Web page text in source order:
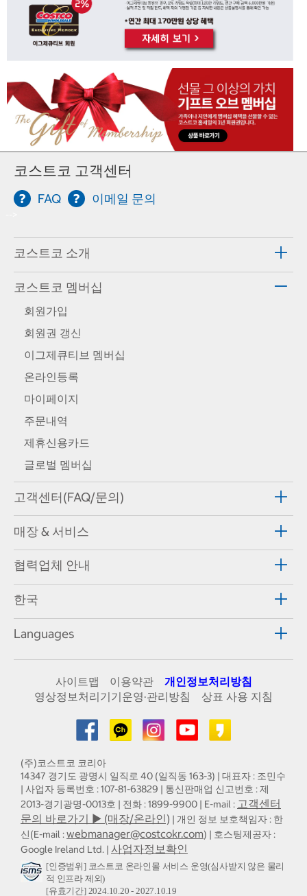
코스트코 고객센터
FAQ 이메일 문의
코스트코 소개
코스트코 멤버십
회원가입
회원권 갱신
이그제큐티브 멤버십
온라인등록
마이페이지
주문내역
제휴신용카드
글로벌 멤버십
고객센터(FAQ/문의)
매장 & 서비스
협력업체 안내
한국
Languages
사이트맵 이용약관
개인정보처리방침
영상정보처리기기운영·관리방침
상표 사용 지침
(주)코스트코 코리아
14347 경기도 광명시 일직로 40 (일직동 163-3) | 대표자 : 조민수
| 사업자 등록번호 : 107-81-63829 | 통신판매업 신고번호 : 제
2013-경기광명-0013호 | 전화 : 1899-9900 | E-mail : 고객센터
문의 바로가기 ▶ (매장/온라인) | 개인 정보 보호책임자 : 한
신(E-mail :webmanager@costcokr.com) | 호스팅제공자 :
Google Ireland Ltd. | 사업자정보확인
[인증범위] 코스트코 온라인몰 서비스 운영(심사받지 않은 물리
적 인프라 제외)
[유효기간] 2024.10.20 - 2027.10.19